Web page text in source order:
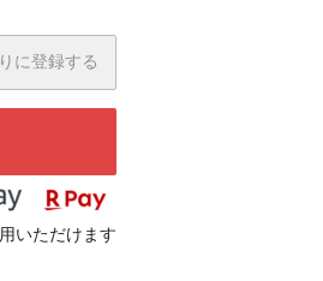
に登録する
いただけます